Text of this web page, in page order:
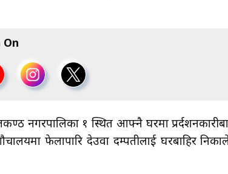
नगरपालिका १ स्थित आफ्नै घरमा
फेलापारि देउवा दम्पतीलाई घरबाहिर